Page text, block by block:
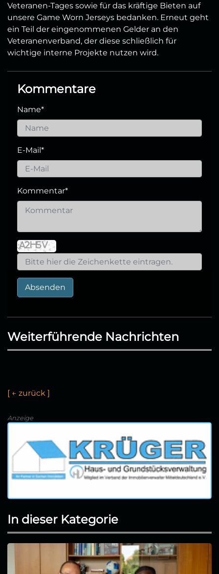
Veteranen-Tages sowie für das kräftige Bieten auf
unsere Game Worn Jerseys bedanken. Erneut geht
ein Teil der eingenommenen Gelder an den
Veteranenverband, der diese schließlich für
wichtige interne Projekte nutzen wird.
Kommentare
Name*
E-Mail*
Kommentar*
Absenden
Weiterführende Nachrichten
[ ← zurück ]
Anzeige
In dieser Kategorie